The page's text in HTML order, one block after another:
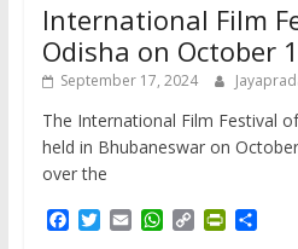
International Film
Odisha on October
September 17, 2024
The International Film Festival
held in Bhubaneswar on
over the
F
T
E
W C
P
S